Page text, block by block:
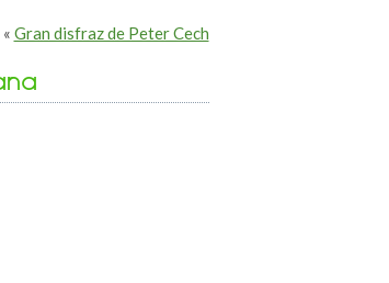
« Gran disfraz de Peter Cech